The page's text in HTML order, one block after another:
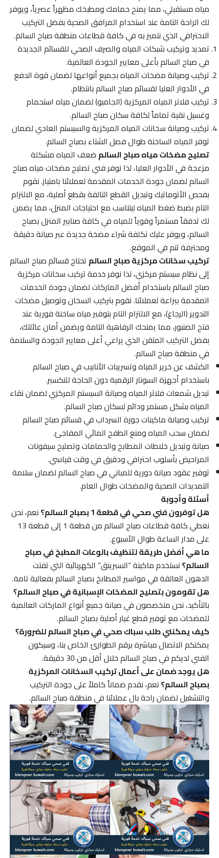
مياه مستقبلي، مما يمنح حمامك ومطبخك مظهراً عصرياً، ويوفر
لك الراحة التامة عند استخدام المرافق الصحية بفضل التركيب
الاحترافي الذي نتميز به في كافة قطاعات منطقة صباح السالم.
تمديد وتركيب شبكات المياه والصرف الصحي للقسائم الجديدة
في صباح السالم بأعلى معايير الجودة العالمية.
تركيب وصيانة مضخات المياه بجميع أنواعها لضمان قوة الدفع
في الأدوار العليا لقسائم صباح السالم بانتظام.
تركيب فلاتر المياه المركزية (الجامبو) لضمان مياه استحمام
وغسيل نقية تماماً لكافة سكان صباح السالم.
تركيب وصيانة سخانات المياه المركزية والسيستم العادي لضمان
توفر المياه الساخنة طوال فصل الشتاء بصباح السالم.
تصليح مضخات مياه صباح السالمضعف المياه مشكلة
مزعجة في الأدوار العليا، لذا نوفر فني تصليح مضخات مياه صباح
السالم لضمان جودة الخدمات المقدمة لعملائنا بامتياز. نقوم
بفحص الأتوماتيك وتبديل القطع التالفة بقطع أصلية، مع الالتزام
التام بضبط ضغط المياه ليتناسب مع احتياجات المنزل، مما يضمن
لك تدفقاً مستمراً وقوياً للمياه في كافة صنابير المنزل بصباح
السالم، ويوفر عليك تكلفة شراء مضخة جديدة عبر صيانة دقيقة
ومحترفة تتم في الموقع.
تركيب سخانات مركزية صباح السالمتحتاج قسائم صباح السالم
إلى نظام سيستم مركزي، لذا نوفر خدمة تركيب سخانات مركزية
صباح السالم باستخدام أفضل الماركات لضمان جودة الخدمات
المقدمة ببراعة لعملائنا. نقوم بتركيب السخان وتوصيل مضخات
التدوير (الرجاع)، مع الالتزام التام بتوفير مياه ساخنة فورية عند
فتح الصنبور، مما يمنحك الرفاهية التامة ويضمن أمان عائلتك،
بفضل التركيب المتقن الذي يراعي أعلى معايير الجودة والسلامة
في منطقة صباح السالم.
الكشف عن خرير المياه وتسريبات الأنابيب في صباح السالم
باستخدام أجهزة السونار الرقمية دون الحاجة للتكسير.
تبديل شمعات فلاتر المياه وصيانة السيستم المركزي لضمان نقاء
المياه بشكل مستمر ودائم لسكان صباح السالم.
تركيب وصيانة ماكينات جورة السرداب في قسائم صباح السالم
لضمان سحب المياه ومنع الطفح المائي المفاجئ.
صيانة وتبديل خلاطات المطابخ والحمامات وتصليح سيفونات
المراحيض بأسلوب احترافي ودقيق في وقت قياسي.
توفير عقود صيانة دورية للمباني في صباح السالم لضمان سلامة
التمديدات الصحية والمضخات طوال العام.
أسئلة وأجوبة
هل توفرون فني صحي في قطعة 1 بصباح السالم؟
نعم، نحن
نغطي كافة قطاعات صباح السالم من قطعة 1 إلى قطعة 13
على مدار الساعة طوال الأسبوع.
ما هي أفضل طريقة لتنظيف بالوعات المطبخ في صباح
السالم؟نستخدم ماكينة “السبرينق” الكهربائية التي تفتت
الدهون العالقة في مواسير المطابخ بصباح السالم بفعالية تامة.
هل تقومون بتصليح المضخات الإسبانية في صباح السالم؟
بالتأكيد، نحن متخصصون في صيانة جميع أنواع الماركات العالمية
للمضخات مع توفير قطع غيار أصلية بصباح السالم.
كيف يمكنني طلب سباك صحي في صباح السالم للضرورة؟
يمكنكم الاتصال مباشرة برقم الطوارئ الخاص بنا، وسيكون
الفني لديكم في صباح السالم خلال أقل من 30 دقيقة.
هل يوجد ضمان على أعمال تركيب السخانات المركزية
بصباح السالم؟نعم، نقدم ضماناً كاملاً على جودة التركيب
والتشغيل لضمان راحة بال عملائنا في منطقة صباح السالم.